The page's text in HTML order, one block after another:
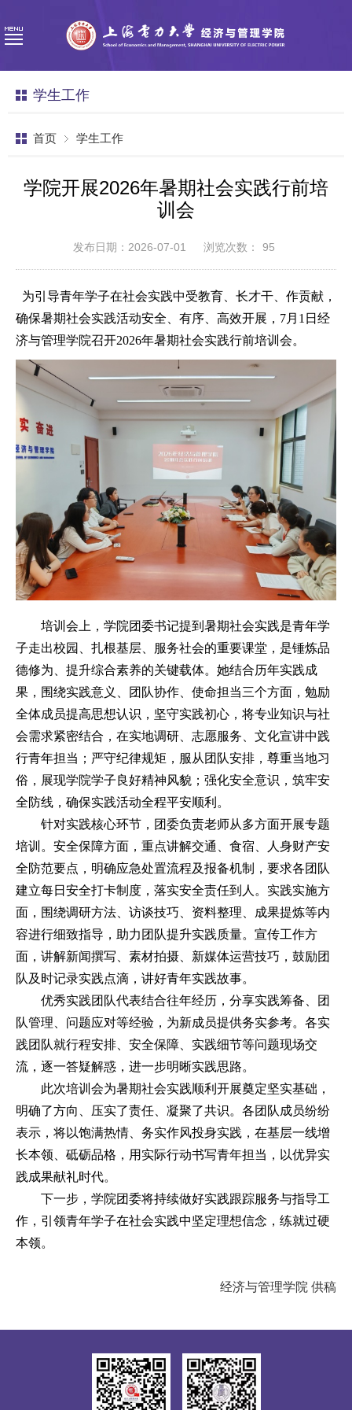
学生工作
首页 学生工作
学院开展2026年暑期社会实践行前培
训会
发布日期：2026-07-01 浏览次数： 95
为引导青年学子在社会实践中受教育、长才干、作贡献，
确保暑期社会实践活动安全、有序、高效开展， 7月1日经
济与管理学院召开2026年暑期社会实践行前培训会。
培训会上，学院团委书记提到暑期社会实践是青年学
子走出校园、扎根基层、服务社会的重要课堂，是锤炼品
德修为、提升综合素养的关键载体。她结合历年实践成
果，围绕实践意义、团队协作、使命担当三个方面，勉励
全体成员提高思想认识，坚守实践初心，将专业知识与社
会需求紧密结合，在实地调研、志愿服务、文化宣讲中践
行青年担当；严守纪律规矩，服从团队安排，尊重当地习
俗，展现学院学子良好精神风貌；强化安全意识，筑牢安
全防线，确保实践活动全程平安顺利。
针对实践核心环节，团委负责老师从多方面开展专题
培训。安全保障方面，重点讲解交通、食宿、人身财产安
全防范要点，明确应急处置流程及报备机制，要求各团队
建立每日安全打卡制度，落实安全责任到人。实践实施方
面，围绕调研方法、访谈技巧、资料整理、成果提炼等内
容进行细致指导，助力团队提升实践质量。宣传工作方
面，讲解新闻撰写、素材拍摄、新媒体运营技巧，鼓励团
队及时记录实践点滴，讲好青年实践故事。
优秀实践团队代表结合往年经历，分享实践筹备、团
队管理、问题应对等经验，为新成员提供务实参考。各实
践团队就行程安排、安全保障、实践细节等问题现场交
流，逐一答疑解惑，进一步明晰实践思路。
此次培训会为暑期社会实践顺利开展奠定坚实基础，
明确了方向、压实了责任、凝聚了共识。各团队成员纷纷
表示，将以饱满热情、务实作风投身实践，在基层一线增
长本领、砥砺品格，用实际行动书写青年担当，以优异实
践成果献礼时代。
下一步，学院团委将持续做好实践跟踪服务与指导工
作，引领青年学子在社会实践中坚定理想信念，练就过硬
本领。
经济与管理学院 供稿